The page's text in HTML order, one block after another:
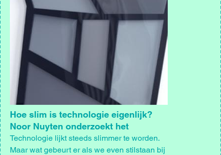
Hoe slim is technologie eigenlijk?
Noor Nuyten onderzoekt het
Technologie lijkt steeds slimmer te worden.
Maar wat gebeurt er als we even stilstaan bij